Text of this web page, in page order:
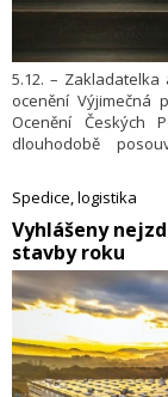
5.12. – Zakladatelka
ocenění Výjimečná
Ocenění Českých
dlouhodobě
řízení do jednoho
postoupilo 124
firem), porota spolu
v osmi kategoriích.
Spedice, logistika
​Vyhlášeny
stavby roku